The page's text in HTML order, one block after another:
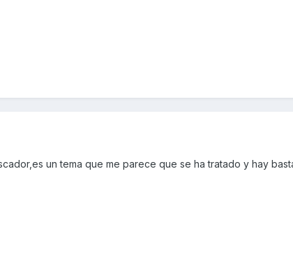
un tema que me parece que se ha tratado y hay